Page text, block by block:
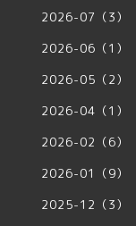
2026-07（3）
2026-06（1）
2026-05（2）
2026-04（1）
2026-02（6）
2026-01（9）
2025-12（3）